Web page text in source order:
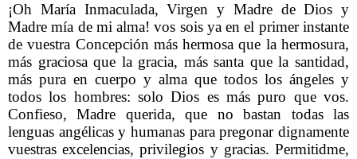
¡Oh María Inmaculada, Virgen y Madre de Dios y
Madre mía de mi alma! vos sois ya en el primer instante
de vuestra Concepción más hermosa que la hermosura,
más graciosa que la gracia, más santa que la santidad,
más pura en cuerpo y alma que todos los ángeles y
todos los hombres: solo Dios es más puro que vos.
Confieso, Madre querida, que no bastan todas las
lenguas angélicas y humanas para pregonar dignamente
vuestras excelencias, privilegios y gracias. Permitidme,